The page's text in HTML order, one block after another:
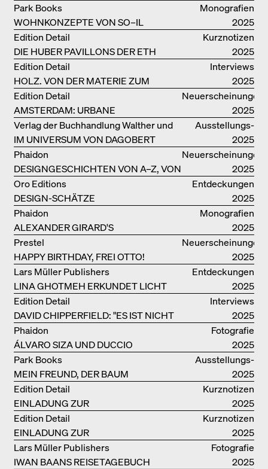
Monografien
WOHNKONZEPTE VON SO–IL
Park Books
2025
Kurznotizen
DIE HUBER PAVILLONS DER ETH
ZÜRICH – WIEDERVERWENDET!
Edition Detail
2025
Interviews
HOLZ. VON DER MATERIE ZUM
GEBAUTEN
Edition Detail
2025
Neuerscheinungen
AMSTERDAM: URBANE
ARCHITEKTUR UND LEBENSRÄUME
Edition Detail
2025
Ausstellungs­
kataloge
IM UNIVERSUM VON DAGOBERT
PECHE
Verlag der Buchhandlung Walther und
Franz König
2025
Neuerscheinungen
DESIGNGESCHICHTEN VON A–Z, VON
GAE AULENTI BIS ZU SORI YANAGI
Phaidon
2025
Entdeckungen
DESIGN-SCHÄTZE
WIEDERENTDECKT: FINN JUHLS
CHIEFTAIN CHAIR
Oro Editions
2025
Monografien
ALEXANDER GIRARD'S
OPTIMISTISCHE ENTWÜRFE
Phaidon
2025
Neuerscheinungen
HAPPY BIRTHDAY, FREI OTTO!
Prestel
2025
Entdeckungen
LINA GHOTMEH ERKUNDET LICHT
UND DUNKELHEIT
Lars Müller Publishers
2025
Interviews
DAVID CHIPPERFIELD: "ES IST NICHT
SO LEICHT, BERLIN ZU MÖGEN"
Edition Detail
2025
Fotografie
ÁLVARO SIZA UND DUCCIO
MALAGAMBA: SKIZZEN UND
FOTOGRAFIEN
Phaidon
2025
Ausstellungs­
kataloge
MEIN FREUND, DER BAUM
Park Books
2025
Kurznotizen
EINLADUNG ZUR
BUCHVORSTELLUNG
Edition Detail
2025
Kurznotizen
EINLADUNG ZUR
BUCHPRÄSENTATION IM
BREGENZERWALD
Edition Detail
2025
Fotografie
IWAN BAANS REISETAGEBUCH
Lars Müller Publishers
2025